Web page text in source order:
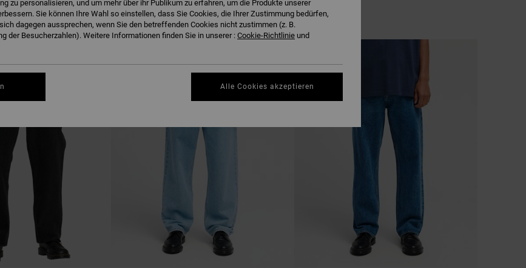
zu personalisieren, und um mehr über ihr Publikum zu erfahren, um die Produkte unserer
Sie können Ihre Wahl so einstellen, dass Sie Cookies, die Ihrer Zustimmung bedürfen,
dagegen aussprechen, wenn Sie den betreffenden Cookies nicht zustimmen (z. B.
der Besucherzahlen). Weitere Informationen finden Sie in unserer : Cookie-Richtlinie und
Alle Cookies akzeptieren